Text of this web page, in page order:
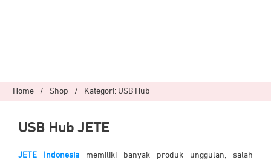
Home / Shop / Kategori: USB Hub
USB Hub JETE
JETE Indonesia memiliki banyak produk unggulan, salah